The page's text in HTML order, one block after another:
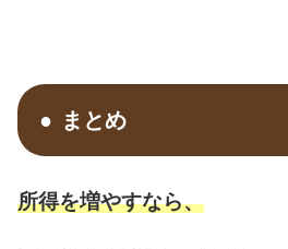
まとめ
所得を増やすなら、